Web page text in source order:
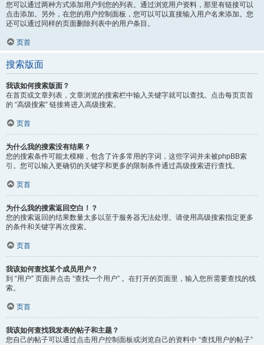
您可以通过两种方式添加用户到您的列表。通过浏览用户资料，那里有链接可以
点击添加。另外，在您的用户控制面板，您可以可以直接输入用户名来添加。您
还可以通过同样的页面删除列表中的用户条目。
页首
搜索版面
我该如何搜索版面？
在首页或文章列表，文章浏览的搜索栏中输入关键字就可以查找。点击每页页首
的 “高级搜索” 链接将进入高级搜索。
页首
为什么我的搜索没有结果？
您的搜索条件可能太模糊，包含了许多常用的字词，这些字词并未被phpBB索
引。您可以输入更确切的关键字和更多的限制条件通过高级搜索进行查找。
页首
为什么我的搜索返回空白！？
您的搜索返回的结果数量太多以至于服务器无法处理。请使用高级搜索指定更多
的条件和关键字再次搜索。
页首
我该如何查找某个成员用户？
到 “用户” 页面并点击 “查找一个用户” 。在打开的页面里，输入您所需要查找的线
索。
页首
我该如何查找我发表的帖子和主题？
您自己的帖子可以通过点击用户控制面板或浏览自己的资料中 “查找用户的帖子”